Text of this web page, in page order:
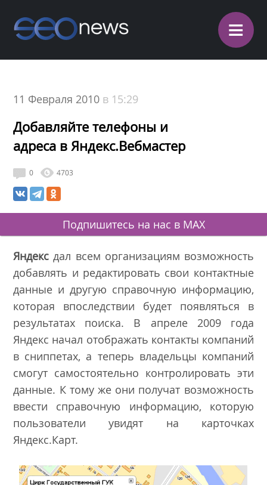
≡
11 Февраля 2010 в 15:29
Добавляйте телефоны и
адреса в Яндекс.Вебмастер
0 4703
Подпишитесь на нас в MAX
Яндекс дал всем организациям возможность
добавлять и редактировать свои контактные
данные и другую справочную информацию,
которая впоследствии будет появляться в
результатах поиска. В апреле 2009 года
Яндекс начал отображать контакты компаний
в сниппетах, а теперь владельцы компаний
смогут самостоятельно контролировать эти
данные. К тому же они получат возможность
ввести справочную информацию, которую
пользователи увидят на карточках
Яндекс.Карт.